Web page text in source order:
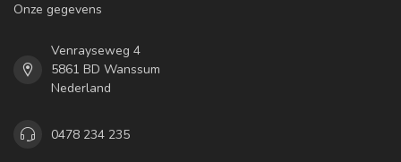
Onze gegevens
Venrayseweg 4
5861 BD Wanssum
Nederland
0478 234 235